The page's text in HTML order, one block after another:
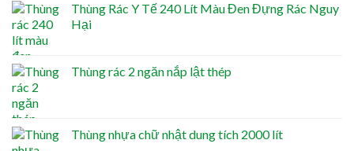
Thùng Rác Y Tế 240 Lít Màu Đen Đựng Rác Nguy
Hại
Thùng rác 2 ngăn nắp lật thép
Thùng nhựa chữ nhật dung tích 2000 lít